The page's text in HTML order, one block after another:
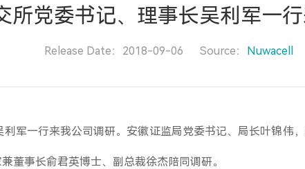
所党委书记、理事长吴利军一
Release Date：2018-09-06 Source： Nuwacell
军一行来我公司调研。安徽证监局党委书记、局长叶锦伟
董事长俞君英博士、副总裁徐杰陪同调研。